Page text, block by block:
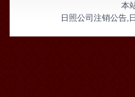
本
日照公司注销公告,